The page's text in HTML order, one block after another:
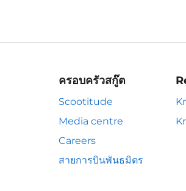
ครอบครัวสกู๊ต
Scootitude
Media centre
Careers
สายการบินพันธมิตร